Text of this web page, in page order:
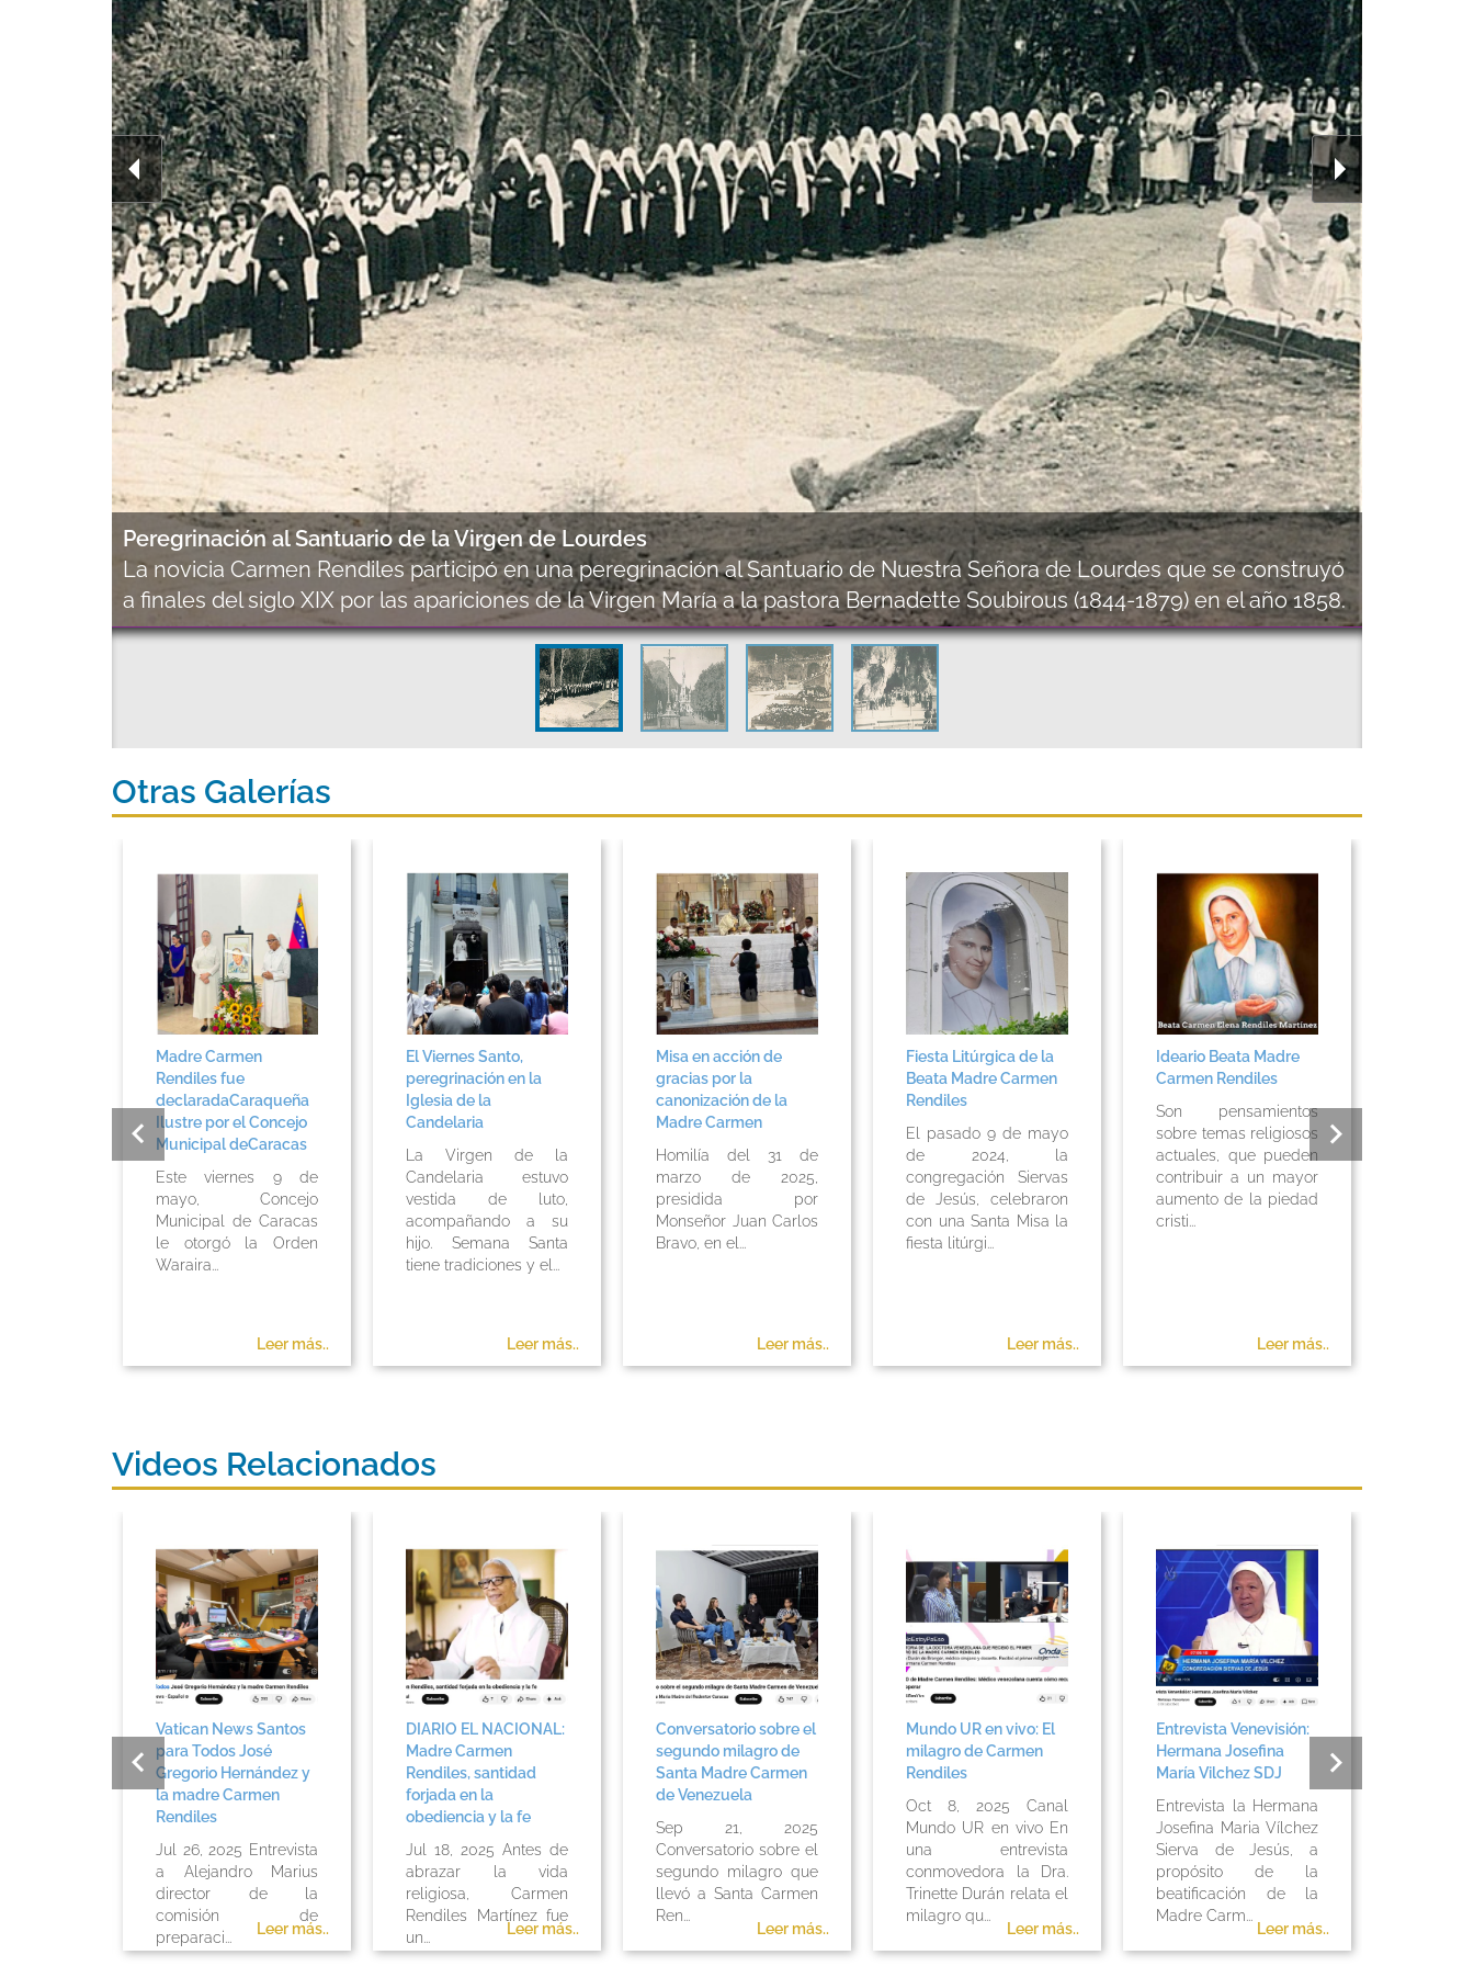
Peregrinación al Santuario de la Virgen de Lourdes
La novicia Carmen Rendiles participó en una peregrinación al Santuario de Nuestra Señora de Lourdes que se construyó
a finales del siglo XIX por las apariciones de la Virgen María a la pastora Bernadette Soubirous (1844-1879) en el año 1858.
Otras Galerías
Madre Carmen
Rendiles fue
declaradaCaraqueña
Ilustre por el Concejo
Municipal deCaracas
Este viernes 9 de
mayo, Concejo
Municipal de Caracas
le otorgó la Orden
Waraira...
Leer más..
El Viernes Santo,
peregrinación en la
Iglesia de la
Candelaria
La Virgen de la
Candelaria estuvo
vestida de luto,
acompañando a su
hijo. Semana Santa
tiene tradiciones y el...
Leer más..
Misa en acción de
gracias por la
canonización de la
Madre Carmen
Homilía del 31 de
marzo de 2025,
presidida por
Monseñor Juan Carlos
Bravo, en el...
Leer más..
Fiesta Litúrgica de la
Beata Madre Carmen
Rendiles
El pasado 9 de mayo
de 2024, la
congregación Siervas
de Jesús, celebraron
con una Santa Misa la
fiesta litúrgi...
Leer más..
Ideario Beata Madre
Carmen Rendiles
Son pensamientos
sobre temas religiosos
actuales, que pueden
contribuir a un mayor
aumento de la piedad
cristi...
Leer más..
Videos Relacionados
Vatican News Santos
para Todos José
Gregorio Hernández y
la madre Carmen
Rendiles
Jul 26, 2025 Entrevista
a Alejandro Marius
director de la
comisión de
preparaci...
Leer más..
DIARIO EL NACIONAL:
Madre Carmen
Rendiles, santidad
forjada en la
obediencia y la fe
Jul 18, 2025 Antes de
abrazar la vida
religiosa, Carmen
Rendiles Martínez fue
un...
Leer más..
Conversatorio sobre el
segundo milagro de
Santa Madre Carmen
de Venezuela
Sep 21, 2025
Conversatorio sobre el
segundo milagro que
llevó a Santa Carmen
Ren...
Leer más..
Mundo UR en vivo: El
milagro de Carmen
Rendiles
Oct 8, 2025 Canal
Mundo UR en vivo En
una entrevista
conmovedora la Dra.
Trinette Durán relata el
milagro qu...
Leer más..
Entrevista Venevisión:
Hermana Josefina
María Vilchez SDJ
Entrevista la Hermana
Josefina Maria Vílchez
Sierva de Jesús, a
propósito de la
beatificación de la
Madre Carm...
Leer más..